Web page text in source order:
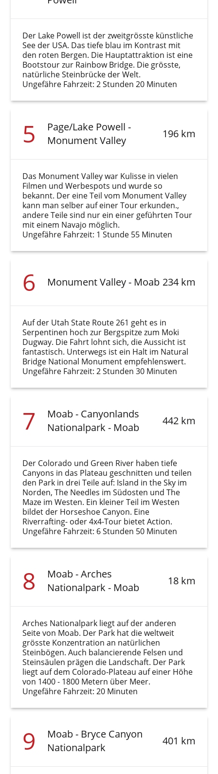
Der Lake Powell ist der zweitgrösste künstliche
See der USA. Das tiefe blau im Kontrast mit
den roten Bergen. Die Hauptattraktion ist eine
Bootstour zur Rainbow Bridge. Die grösste,
natürliche Steinbrücke der Welt.
Ungefähre Fahrzeit: 2 Stunden 20 Minuten
5
Page/Lake Powell -
Monument Valley
196 km
Das Monument Valley war Kulisse in vielen
Filmen und Werbespots und wurde so
bekannt. Der eine Teil vom Monument Valley
kann man selber auf einer Tour erkunden.,
andere Teile sind nur ein einer geführten Tour
mit einem Navajo möglich.
Ungefähre Fahrzeit: 1 Stunde 55 Minuten
6 Monument Valley - Moab 234 km
Auf der Utah State Route 261 geht es in
Serpentinen hoch zur Bergspitze zum Moki
Dugway. Die Fahrt lohnt sich, die Aussicht ist
fantastisch. Unterwegs ist ein Halt im Natural
Bridge National Monument empfehlenswert.
Ungefähre Fahrzeit: 2 Stunden 30 Minuten
7
Moab - Canyonlands
Nationalpark - Moab
442 km
Der Colorado und Green River haben tiefe
Canyons in das Plateau geschnitten und teilen
den Park in drei Teile auf: Island in the Sky im
Norden, The Needles im Südosten und The
Maze im Westen. Ein kleiner Teil im Westen
bildet der Horseshoe Canyon. Eine
Riverrafting- oder 4x4-Tour bietet Action.
Ungefähre Fahrzeit: 6 Stunden 50 Minuten
8
Moab - Arches
Nationalpark - Moab
18 km
Arches Nationalpark liegt auf der anderen
Seite von Moab. Der Park hat die weltweit
grösste Konzentration an natürlichen
Steinbögen. Auch balancierende Felsen und
Steinsäulen prägen die Landschaft. Der Park
liegt auf dem Colorado-Plateau auf einer Höhe
von 1400 - 1800 Metern über Meer.
Ungefähre Fahrzeit: 20 Minuten
9
Moab - Bryce Canyon
Nationalpark
401 km